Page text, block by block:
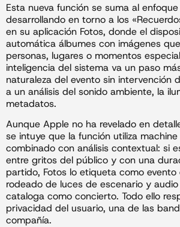
Esta nueva función se suma al
desarrollando en torno a los
en su aplicación Fotos, donde el
automática álbumes con imágenes
personas, lugares o momentos
inteligencia del sistema va un paso
naturaleza del evento sin intervención
a un análisis del sonido ambiente, la
metadatos.
Aunque Apple no ha revelado en
se intuye que la función utiliza machine
combinado con análisis contextual: si
entre gritos del público y con una
partido, Fotos lo etiqueta como
rodeado de luces de escenario y
cataloga como concierto. Todo ello
privacidad del usuario, una de las
compañía.